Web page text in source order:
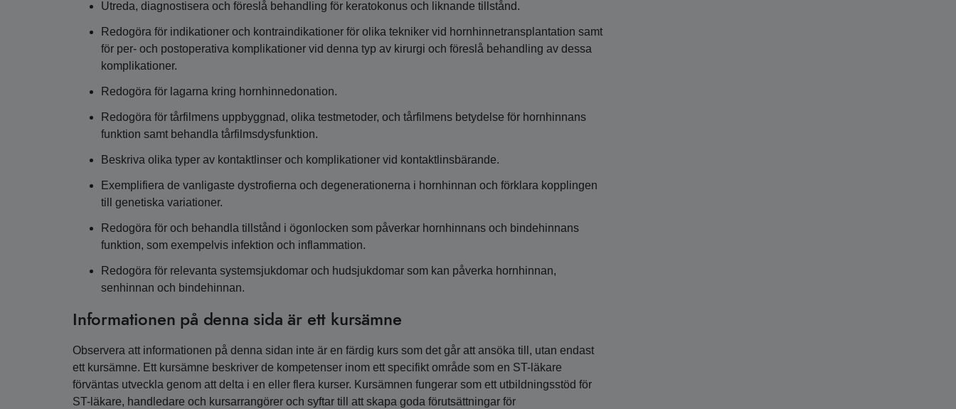
Utreda, diagnostisera och föreslå behandling för keratokonus och liknande tillstånd.
Redogöra för indikationer och kontraindikationer för olika tekniker vid hornhinnetransplantation samt
för per- och postoperativa komplikationer vid denna typ av kirurgi och föreslå behandling av dessa
komplikationer.
Redogöra för lagarna kring hornhinnedonation.
Redogöra för tårfilmens uppbyggnad, olika testmetoder, och tårfilmens betydelse för hornhinnans
funktion samt behandla tårfilmsdysfunktion.
Beskriva olika typer av kontaktlinser och komplikationer vid kontaktlinsbärande.
Exemplifiera de vanligaste dystrofierna och degenerationerna i hornhinnan och förklara kopplingen
till genetiska variationer.
Redogöra för och behandla tillstånd i ögonlocken som påverkar hornhinnans och bindehinnans
funktion, som exempelvis infektion och inflammation.
Redogöra för relevanta systemsjukdomar och hudsjukdomar som kan påverka hornhinnan,
senhinnan och bindehinnan.
Informationen på denna sida är ett kursämne
Observera att informationen på denna sidan inte är en färdig kurs som det går att ansöka till, utan endast
ett kursämne. Ett kursämne beskriver de kompetenser inom ett specifikt område som en ST-läkare
förväntas utveckla genom att delta i en eller flera kurser. Kursämnen fungerar som ett utbildningsstöd för
ST-läkare, handledare och kursarrangörer och syftar till att skapa goda förutsättningar för